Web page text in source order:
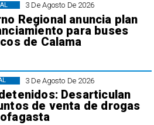
3 De Agosto De 2026
Regional anuncia plan
para buses
de Calama
3 De Agosto De 2026
Desarticulan
de venta de drogas